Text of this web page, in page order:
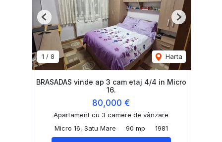
1 / 8 Harta
Previous Next
BRASADAS vinde ap 3 cam etaj 4/4 in Micro
16.
80,000 €
Apartament cu 3 camere de vânzare
Micro 16, Satu Mare
90 mp 1981